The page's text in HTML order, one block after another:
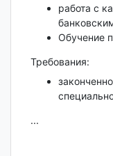
работа с
Обучение
Требования:
...